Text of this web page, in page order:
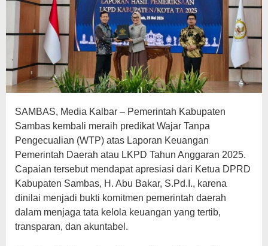
SAMBAS, Media Kalbar – Pemerintah Kabupaten
Sambas kembali meraih predikat Wajar Tanpa
Pengecualian (WTP) atas Laporan Keuangan
Pemerintah Daerah atau LKPD Tahun Anggaran 2025.
Capaian tersebut mendapat apresiasi dari Ketua DPRD
Kabupaten Sambas, H. Abu Bakar, S.Pd.I., karena
dinilai menjadi bukti komitmen pemerintah daerah
dalam menjaga tata kelola keuangan yang tertib,
transparan, dan akuntabel.